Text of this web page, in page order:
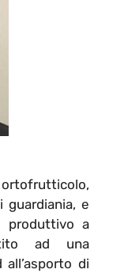
e
produttivo a
ad una
di